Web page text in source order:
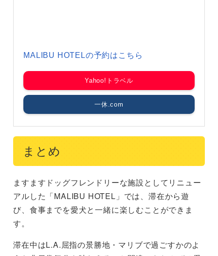
MALIBU HOTELの予約はこちら
Yahoo!トラベル
一休.com
まとめ
ますますドッグフレンドリーな施設としてリニュー
アルした「MALIBU HOTEL」では、滞在から遊
び、食事までを愛犬と一緒に楽しむことができま
す。
滞在中はL.A.屈指の景勝地・マリブで過ごすかのよ